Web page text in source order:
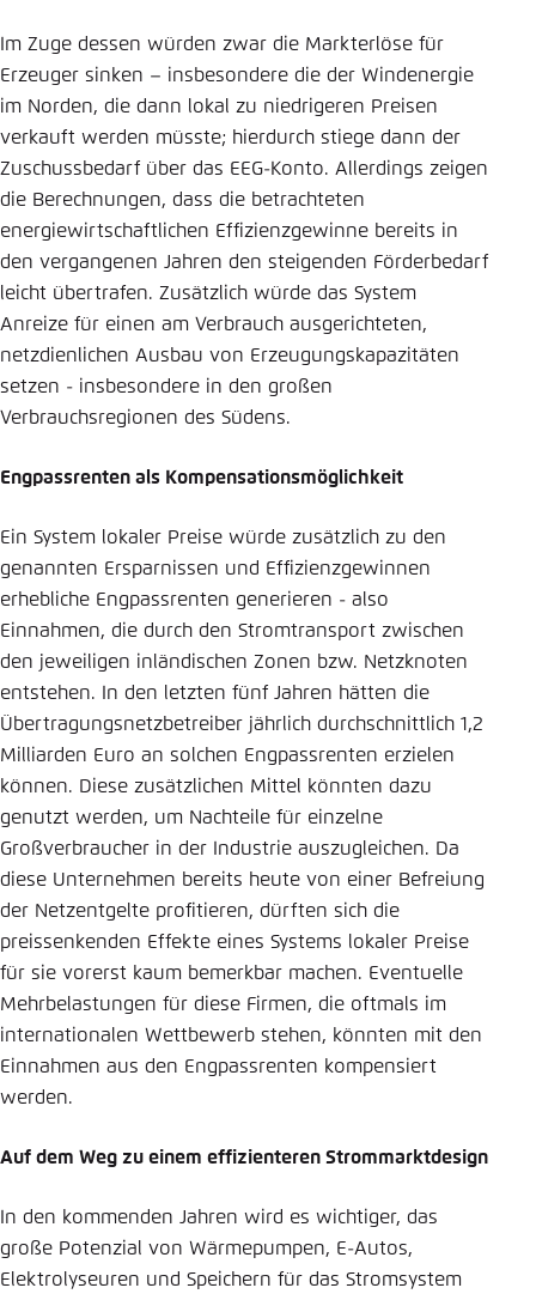
Im Zuge dessen würden zwar die Markterlöse für
Erzeuger sinken – insbesondere die der Windenergie
im Norden, die dann lokal zu niedrigeren Preisen
verkauft werden müsste; hierdurch stiege dann der
Zuschussbedarf über das EEG-Konto. Allerdings zeigen
die Berechnungen, dass die betrachteten
energiewirtschaftlichen Effizienzgewinne bereits in
den vergangenen Jahren den steigenden Förderbedarf
leicht übertrafen. Zusätzlich würde das System
Anreize für einen am Verbrauch ausgerichteten,
netzdienlichen Ausbau von Erzeugungskapazitäten
setzen - insbesondere in den großen
Verbrauchsregionen des Südens.
Engpassrenten als Kompensationsmöglichkeit
Ein System lokaler Preise würde zusätzlich zu den
genannten Ersparnissen und Effizienzgewinnen
erhebliche Engpassrenten generieren - also
Einnahmen, die durch den Stromtransport zwischen
den jeweiligen inländischen Zonen bzw. Netzknoten
entstehen. In den letzten fünf Jahren hätten die
Übertragungsnetzbetreiber jährlich durchschnittlich 1,2
Milliarden Euro an solchen Engpassrenten erzielen
können. Diese zusätzlichen Mittel könnten dazu
genutzt werden, um Nachteile für einzelne
Großverbraucher in der Industrie auszugleichen. Da
diese Unternehmen bereits heute von einer Befreiung
der Netzentgelte profitieren, dürften sich die
preissenkenden Effekte eines Systems lokaler Preise
für sie vorerst kaum bemerkbar machen. Eventuelle
Mehrbelastungen für diese Firmen, die oftmals im
internationalen Wettbewerb stehen, könnten mit den
Einnahmen aus den Engpassrenten kompensiert
werden.
Auf dem Weg zu einem effizienteren Strommarktdesign
In den kommenden Jahren wird es wichtiger, das
große Potenzial von Wärmepumpen, E-Autos,
Elektrolyseuren und Speichern für das Stromsystem